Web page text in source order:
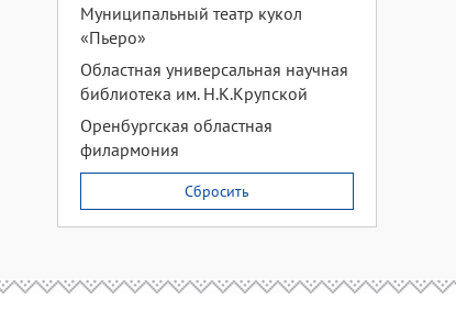
Муниципальный театр кукол
«Пьеро»
Областная универсальная научная
библиотека им. Н.К.Крупской
Оренбургская областная
филармония
Сбросить